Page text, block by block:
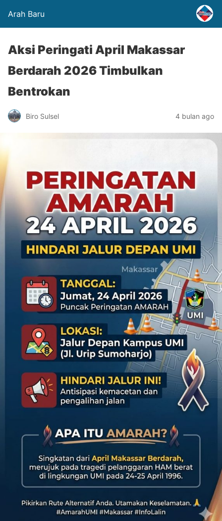
Arah Baru
Aksi Peringati April Makassar
Berdarah 2026 Timbulkan
Bentrokan
Biro Sulsel 4 bulan ago